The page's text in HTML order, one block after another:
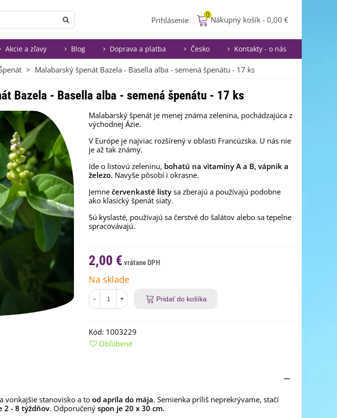
Prihlásenie
0
Nákupný košík - 0,00 €
Akcie a zľavy Blog Doprava a platba Česko Kontakty - o nás
> Malabarský špenát Bazela - Basella alba - semená špenátu - 17 ks
Bazela - Basella alba - semená špenátu - 17 ks
Malabarský špenát je menej známa zelenina, pochádzajúca z
východnej Ázie.
V Európe je najviac rozšírený v oblasti Francúzska. U nás nie
je až tak známy.
Ide o listovú zeleninu, bohatú na vitamíny A a B, vápnik a
železo. Navyše pôsobí i okrasne.
Jemne červenkasté listy sa zberajú a používajú podobne
ako klasický špenát siaty.
Sú kyslasté, používajú sa čerstvé do šalátov alebo sa tepelne
spracovávajú.
2,00 €
Na sklade
- + Pridať do košíka
Kód: 1003229
Obľúbené
vonkajšie stanovisko a to od apríla do mája. Semienka príliš neprekrývame, stačí
2 - 8 týždňov. Odporučený spon je 20 x 30 cm.